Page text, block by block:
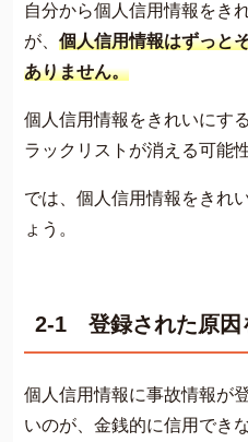
自分から個人信用情報をき
が、 個人信用情報はずっと
ありません。
個人信用情報をきれいにす
ラックリストが消える可能
では、個人信用情報をきれ
ょう。
2-1 登録された原因
個人信用情報に事故情報が
いのが、金銭的に信用でき